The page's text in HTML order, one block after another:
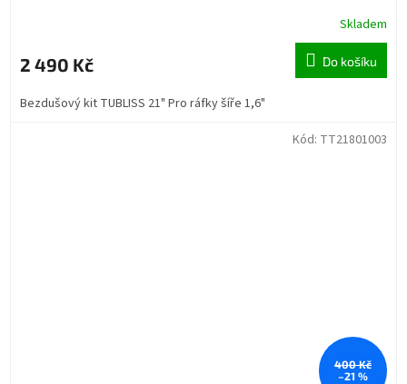
Skladem
2 490 Kč Do košíku
Bezdušový kit TUBLISS 21" Pro ráfky šíře 1,6"
400 Kč
–21 %
Kód: TT21801003